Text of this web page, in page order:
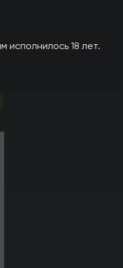
исполнилось 18 лет.